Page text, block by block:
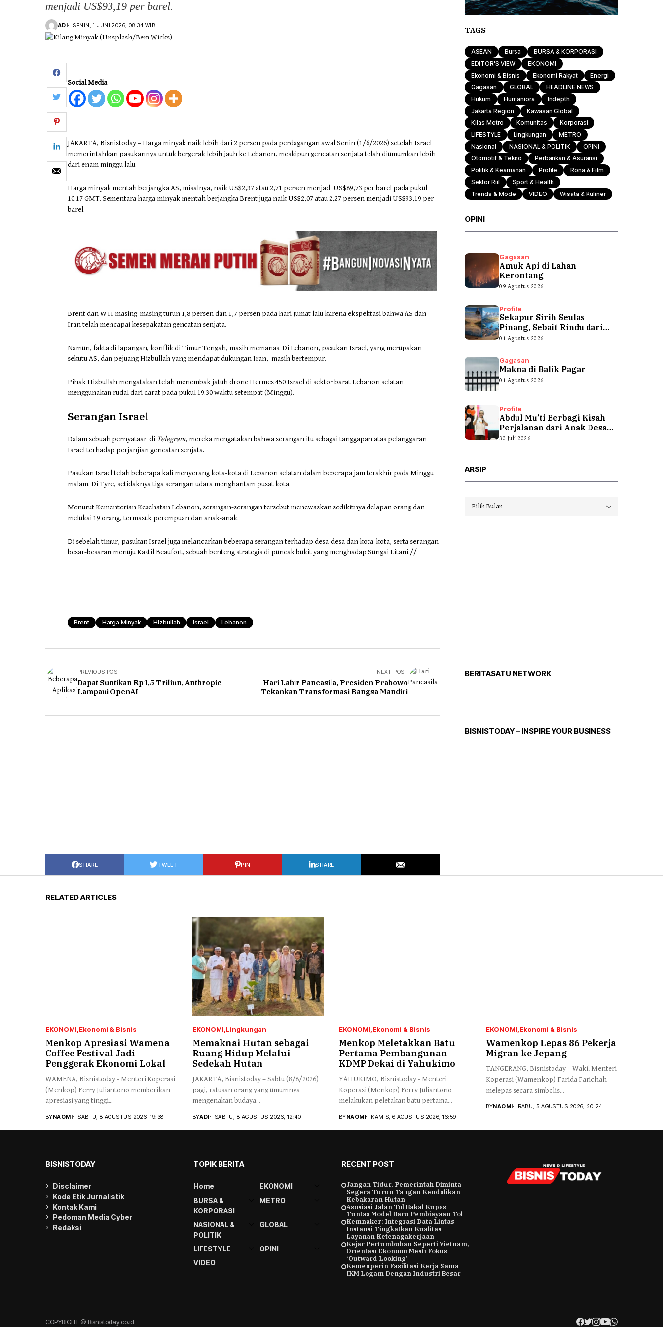
Otomotif & Tekno
menjadi US$93,19 per barel.
ADI SENIN, 1 JUNI 2026, 08:34 WIB
Social Media
JAKARTA, Bisnistoday – Harga minyak naik lebih dari 2 persen pada perdagangan awal Senin (1/6/2026) setelah Israel
memerintahkan pasukannya untuk bergerak lebih jauh ke Lebanon, meskipun gencatan senjata telah diumumkan lebih
dari enam minggu lalu.
Harga minyak mentah berjangka AS, misalnya, naik US$2,37 atau 2,71 persen menjadi US$89,73 per barel pada pukul
10.17 GMT. Sementara harga minyak mentah berjangka Brent juga naik US$2,07 atau 2,27 persen menjadi US$93,19 per
barel.
Brent dan WTI masing-masing turun 1,8 persen dan 1,7 persen pada hari Jumat lalu karena ekspektasi bahwa AS dan
Iran telah mencapai kesepakatan gencatan senjata.
Namun, fakta di lapangan, konflik di Timur Tengah, masih memanas. Di Lebanon, pasukan Israel, yang merupakan
sekutu AS, dan pejuang Hizbullah yang mendapat dukungan Iran, masih bertempur.
Pihak Hizbullah mengatakan telah menembak jatuh drone Hermes 450 Israel di sektor barat Lebanon selatan
menggunakan rudal dari darat pada pukul 19.30 waktu setempat (Minggu).
Serangan Israel
Dalam sebuah pernyataan di Telegram, mereka mengatakan bahwa serangan itu sebagai tanggapan atas pelanggaran
Israel terhadap perjanjian gencatan senjata.
Pasukan Israel telah beberapa kali menyerang kota-kota di Lebanon selatan dalam beberapa jam terakhir pada Minggu
malam. Di Tyre, setidaknya tiga serangan udara menghantam pusat kota.
Menurut Kementerian Kesehatan Lebanon, serangan-serangan tersebut menewaskan sedikitnya delapan orang dan
melukai 19 orang, termasuk perempuan dan anak-anak.
Di sebelah timur, pasukan Israel juga melancarkan beberapa serangan terhadap desa-desa dan kota-kota, serta serangan
besar-besaran menuju Kastil Beaufort, sebuah benteng strategis di puncak bukit yang menghadap Sungai Litani.//
Brent Harga Minyak HIzbullah Israel Lebanon
PREVIOUS POST
Dapat Suntikan Rp1,5 Triliun, Anthropic
Lampaui OpenAI
NEXT POST
Hari Lahir Pancasila, Presiden Prabowo
Tekankan Transformasi Bangsa Mandiri
SHARE TWEET PIN SHARE
TAGS
ASEAN Bursa
BURSA & KORPORASI
EDITOR'S VIEW
EKONOMI
Ekonomi & Bisnis
Ekonomi Rakyat
Energi
Gagasan
GLOBAL
HEADLINE NEWS
Hukum
Humaniora
Indepth
Jakarta Region
Kawasan Global
Kilas Metro
Komunitas
Korporasi
LIFESTYLE
Lingkungan
METRO
Nasional
NASIONAL & POLITIK
OPINI
Otomotif & Tekno
Perbankan & Asuransi
Politik & Keamanan
Profile
Rona & Film
Sektor Riil
Sport & Health
Trends & Mode
VIDEO Wisata & Kuliner
OPINI
Gagasan
Amuk Api di Lahan
Kerontang
09 Agustus 2026
Profile
Sekapur Sirih Seulas
Pinang, Sebait Rindu dari
Tepian Teluk
01 Agustus 2026
Gagasan
Makna di Balik Pagar
01 Agustus 2026
Profile
Abdul Mu’ti Berbagi Kisah
Perjalanan dari Anak Desa
hingga...
30 Juli 2026
ARSIP
Arsip
BERITASATU NETWORK
BISNISTODAY – INSPIRE YOUR BUSINESS
RELATED ARTICLES
EKONOMI Ekonomi & Bisnis
Menkop Apresiasi Wamena
Coffee Festival Jadi
Penggerak Ekonomi Lokal
WAMENA, Bisnistoday - Menteri Koperasi
(Menkop) Ferry Juliantono memberikan
apresiasi yang tinggi...
BYNAOMI SABTU, 8 AGUSTUS 2026, 19:38
EKONOMI Lingkungan
Memaknai Hutan sebagai
Ruang Hidup Melalui
Sedekah Hutan
JAKARTA, Bisnistoday – Sabtu (8/8/2026)
pagi, ratusan orang yang umumnya
mengenakan budaya...
BYADI SABTU, 8 AGUSTUS 2026, 12:40
EKONOMI Ekonomi & Bisnis
Menkop Meletakkan Batu
Pertama Pembangunan
KDMP Dekai di Yahukimo
YAHUKIMO, Bisnistoday - Menteri
Koperasi (Menkop) Ferry Juliantono
melakukan peletakan batu pertama...
BYNAOMI KAMIS, 6 AGUSTUS 2026, 16:59
EKONOMI Ekonomi & Bisnis
Wamenkop Lepas 86 Pekerja
Migran ke Jepang
TANGERANG, Bisnistoday – Wakil Menteri
Koperasi (Wamenkop) Farida Farichah
melepas secara simbolis...
BYNAOMI RABU, 5 AGUSTUS 2026, 20:24
BISNISTODAY
Disclaimer
Kode Etik Jurnalistik
Kontak Kami
Pedoman Media Cyber
Redaksi
TOPIK BERITA
Home
EKONOMI
BURSA &
KORPORASI
METRO
NASIONAL &
POLITIK
GLOBAL
LIFESTYLE
OPINI
VIDEO
RECENT POST
Jangan Tidur, Pemerintah Diminta
Segera Turun Tangan Kendalikan
Kebakaran Hutan
Asosiasi Jalan Tol Bakal Kupas
Tuntas Model Baru Pembiayaan Tol
Kemnaker: Integrasi Data Lintas
Instansi Tingkatkan Kualitas
Layanan Ketenagakerjaan
Kejar Pertumbuhan Seperti Vietnam,
Orientasi Ekonomi Mesti Fokus
‘Outward Looking’
Kemenperin Fasilitasi Kerja Sama
IKM Logam Dengan Industri Besar
COPYRIGHT © Bisnistoday.co.id